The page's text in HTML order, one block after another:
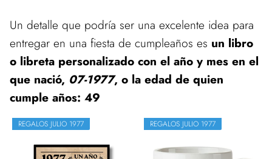
Un detalle que podría ser una excelente idea para
entregar en una fiesta de cumpleaños es un libro
o libreta personalizado con el año y mes en el
que nació, 07-1977, o la edad de quien
cumple años: 49
REGALOS JULIO 1977 REGALOS JULIO 1977